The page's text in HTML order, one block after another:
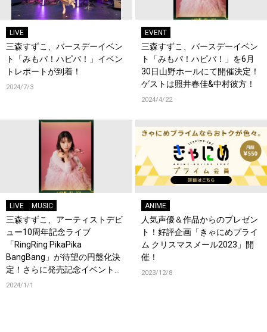
LIVE
三森すずこ、バースデーイベン
ト「みもパ！ハピバ！」イベン
トレポートが到着！
2024/7/3
EVENT
三森すずこ、バースデーイベン
ト「みもパ！ハピバ！」を6月
30日山野ホールにて開催決定！
ゲストは照井春佳&中村彼方！
2024/4/22
LIVE MUSIC
三森すずこ、アーティストデビ
ュー10周年記念ライブ
「RingRing PikaPika
BangBang」が待望の円盤化決
定！さらに発売記念イベントも
開催！
2024/1/1
ANIME
人気声優＆作品からのプレゼン
ト！好評企画「きゃにめプライ
ム クリスマスメール2023」開
催！
2023/12/8